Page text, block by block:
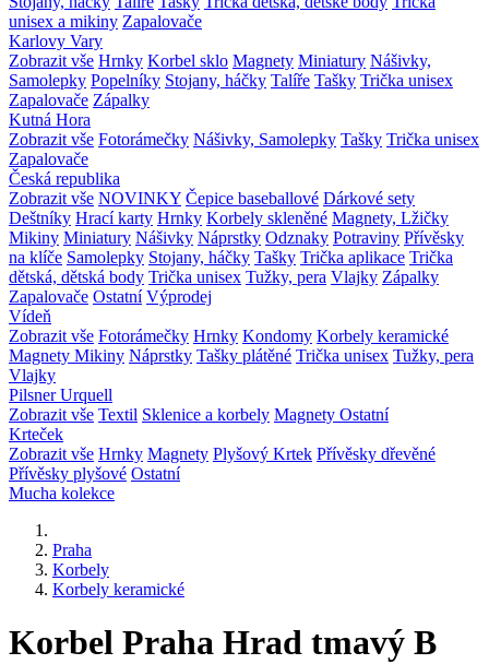
unisex a mikiny Zapalovače
Karlovy Vary
Zobrazit vše Hrnky Korbel sklo Magnety Miniatury Nášivky,
Samolepky Popelníky Stojany, háčky Talíře Tašky Trička unisex
Zapalovače Zápalky
Kutná Hora
Zobrazit vše Fotorámečky Nášivky, Samolepky Tašky Trička unisex
Zapalovače
Česká republika
Zobrazit vše NOVINKY Čepice baseballové Dárkové sety
Deštníky Hrací karty Hrnky Korbely skleněné Magnety, Lžičky
Mikiny Miniatury Nášivky Náprstky Odznaky Potraviny Přívěsky
na klíče Samolepky Stojany, háčky Tašky Trička aplikace Trička
dětská, dětská body Trička unisex Tužky, pera Vlajky Zápalky
Zapalovače Ostatní Výprodej
Vídeň
Zobrazit vše Fotorámečky Hrnky Kondomy Korbely keramické
Magnety Mikiny Náprstky Tašky plátěné Trička unisex Tužky, pera
Vlajky
Pilsner Urquell
Zobrazit vše Textil Sklenice a korbely Magnety Ostatní
Krteček
Zobrazit vše Hrnky Magnety Plyšový Krtek Přívěsky dřevěné
Přívěsky plyšové Ostatní
Mucha kolekce
Praha
Korbely
Korbely keramické
Korbel Praha Hrad tmavý B